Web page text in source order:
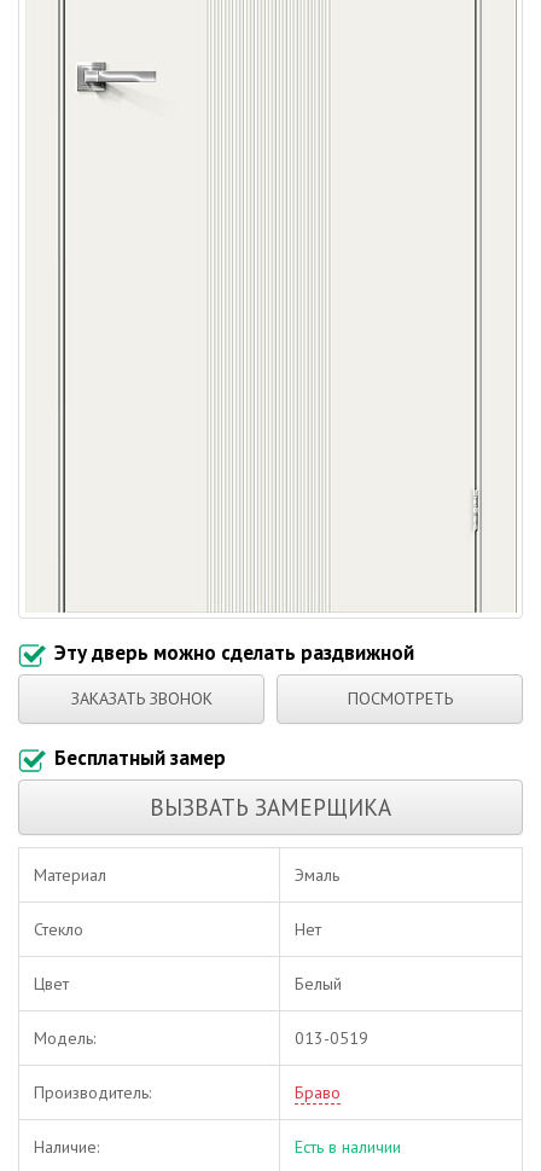
Эту дверь можно сделать раздвижной
ЗАКАЗАТЬ ЗВОНОК ПОСМОТРЕТЬ
Бесплатный замер
ВЫЗВАТЬ ЗАМЕРЩИКА
Материал Эмаль
Стекло Нет
Цвет Белый
Модель: 013-0519
Производитель: Браво
Наличие: Есть в наличии